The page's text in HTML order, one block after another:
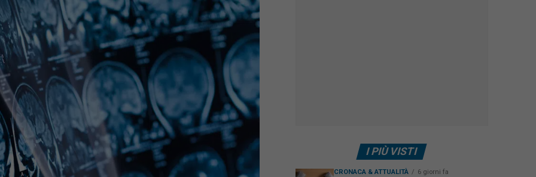
I PIÙ VISTI
CRONACA & ATTUALITÀ 6 giorni fa